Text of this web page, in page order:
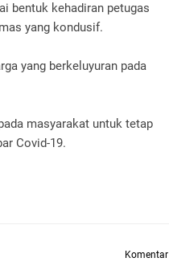
bentuk kehadiran petugas
yang kondusif.
yang berkeluyuran pada
masyarakat untuk tetap
Covid-19.
Komentar